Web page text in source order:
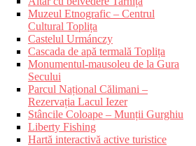
Muzeul Etnografic – Centrul
Cultural Toplița
Castelul Urmánczy
Cascada de apă termală Toplița
Monumentul-mausoleu de la Gura
Secului
Parcul Național Călimani –
Rezervația Lacul Iezer
Stâncile Coloape – Munții Gurghiu
Liberty Fishing
Hartă interactivă active turistice